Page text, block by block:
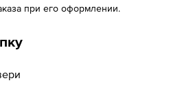
при его оформлении.